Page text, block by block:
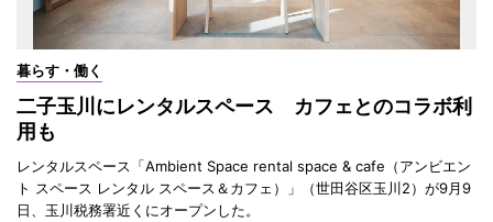
暮らす・働く
二子玉川にレンタルスペース カフェとのコラボ利
用も
レンタルスペース「Ambient Space rental space & cafe（アンビエン
ト スペース レンタル スペース＆カフェ）」（世田谷区玉川2）が9月9
日、玉川税務署近くにオープンした。